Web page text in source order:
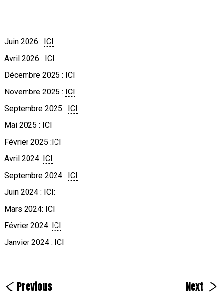
Juin 2026 : ICI
Avril 2026 : ICI
Décembre 2025 : ICI
Novembre 2025 : ICI
Septembre 2025 : ICI
Mai 2025 : ICI
Février 2025 : ICI
Avril 2024 : ICI
Septembre 2024 : ICI
Juin 2024 : ICI :
Mars 2024: ICI
Février 2024: ICI
Janvier 2024 : ICI
< Previous Next >